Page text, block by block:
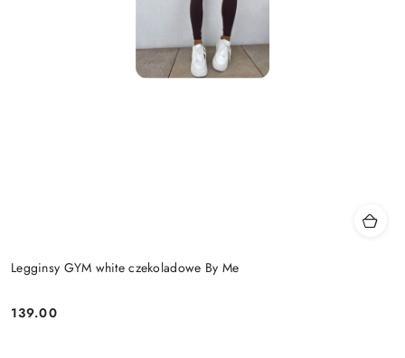
Legginsy GYM white czekoladowe By Me
Cena:
139.00